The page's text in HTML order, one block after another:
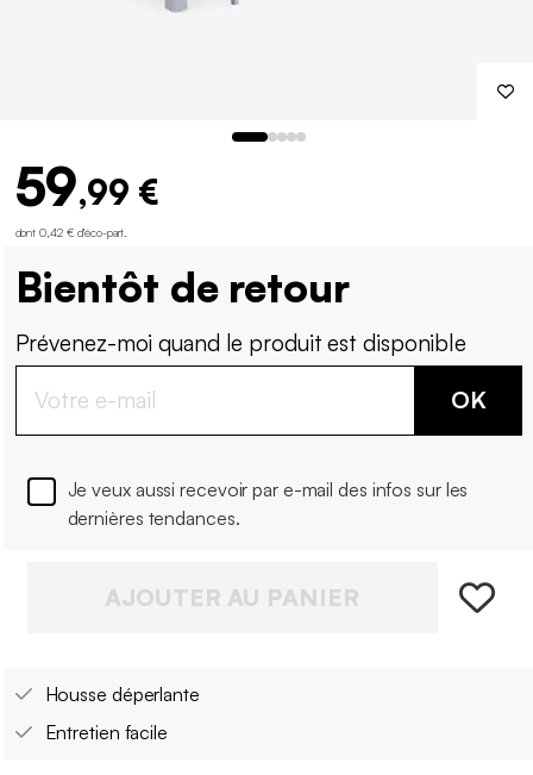
59,99 €
dont 0,42 € d'éco-part
Bientôt de retour
Prévenez-moi quand le produit est disponible
OK
Je veux aussi recevoir par e-mail des infos sur les
dernières tendances.
AJOUTER AU PANIER
Housse déperlante
Entretien facile